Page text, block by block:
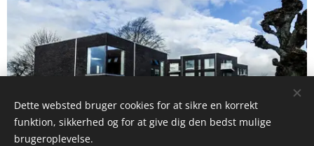
Dette websted bruger cookies for at sikre en korrekt
funktion, sikkerhed og for at give dig den bedst mulige
brugeroplevelse.